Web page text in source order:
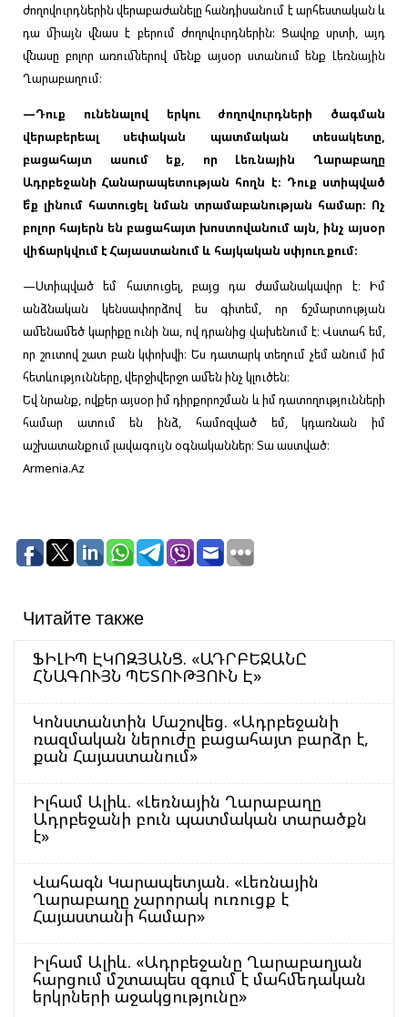
ժողովուրդներին վերաբաժանելը հանդիսանում է արհեստական և
դա միայն վնաս է բերում ժողովուրդներին: Ցավոք սրտի, այդ
վնասը բոլոր առումներով մենք այսօր ստանում ենք Լեռնային
Ղարաբաղում։
—Դուք ունենալով երկու ժողովուրդների ծագման
վերաբերեալ սեփական պատմական տեսակետը,
բացահայտ ասում եք, որ Լեռնային Ղարաբաղը
Ադրբեջանի Հանարապետության հողն է։ Դուք ստիպված
ե՞ք լինում հատուցել նման տրամաբանության համար։ Ոչ
բոլոր հայերն են բացահայտ խոստովանում այն, ինչ այսօր
վիճարկվում է Հայաստանում և հայկական սփյուռքում։
—Ստիպված եմ հատուցել, բայց դա ժամանակավոր է։ Իմ
անձնական կենսափորձով ես գիտեմ, որ ճշմարտության
ամենամեծ կարիքը ունի նա, ով դրանից վախենում է։ Վստահ եմ,
որ շուտով շատ բան կփոխվի։ Ես դատարկ տեղում չեմ անում իմ
հետևությունները, վերջիվերջո ամեն ինչ կլուծեն։
Եվ նրանք, ովքեր այսօր իմ դիրքորոշման և իմ դատողությունների
համար ատում են ինձ, համոզված եմ, կդառնան իմ
աշխատանքում լավագույն օգնականներ։ Տա աստված։
Armenia.Az
Читайте также
ՖԻԼԻՊ ԷԿՈԶՅԱՆՑ. «ԱԴՐԲԵՋԱՆԸ
ՀՆԱԳՈՒՅՆ ՊԵՏՈՒԹՅՈՒՆ Է»
Կոնստանտին Մաշովեց. «Ադրբեջանի
ռազմական ներուժը բացահայտ բարձր է,
քան Հայաստանում»
Իլհամ Ալիև. «Լեռնային Ղարաբաղը
Ադրբեջանի բուն պատմական տարածքն
է»
Վահագն Կարապետյան. «Լեռնային
Ղարաբաղը չարորակ ուռուցք է
Հայաստանի համար»
Իլհամ Ալիև. «Ադրբեջանը Ղարաբաղյան
հարցում մշտապես զգում է մահմեդական
երկրների աջակցությունը»